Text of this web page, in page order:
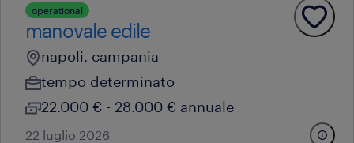
operational
manovale edile
napoli, campania
tempo determinato
22.000 € - 28.000 € annuale
22 luglio 2026